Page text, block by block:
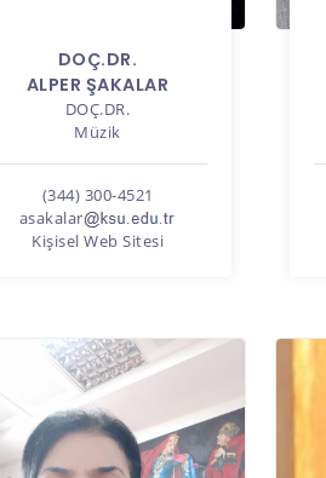
DOÇ.DR.
ALPER ŞAKALAR
DOÇ.DR.
Müzik
(344) 300-4521
asakalar
Kişisel Web Sitesi